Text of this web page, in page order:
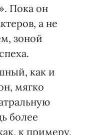
Пока он
а не
зоной
как и
мягко
более
к примеру,